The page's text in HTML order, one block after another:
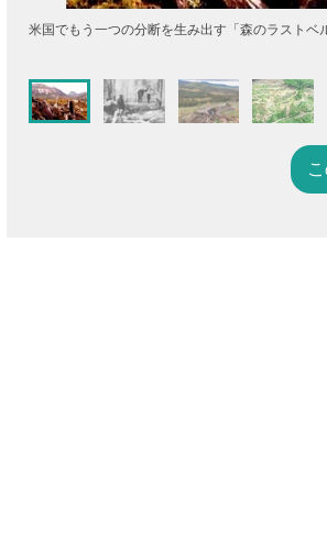
米国でもう一つの分断を生み出す「森のラストベ